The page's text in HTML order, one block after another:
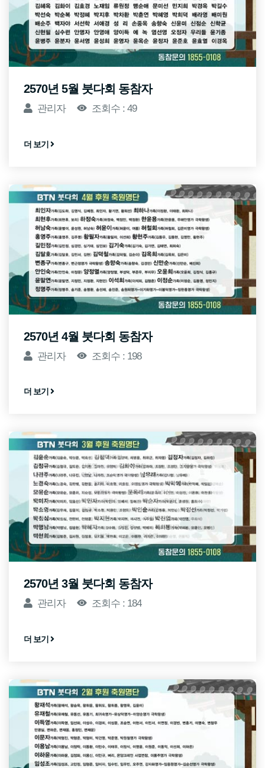
2570년 5월 붓다회 동참자
관리자 조회수 : 49
더 보기
2570년 4월 붓다회 동참자
관리자 조회수 : 198
더 보기
2570년 3월 붓다회 동참자
관리자 조회수 : 184
더 보기